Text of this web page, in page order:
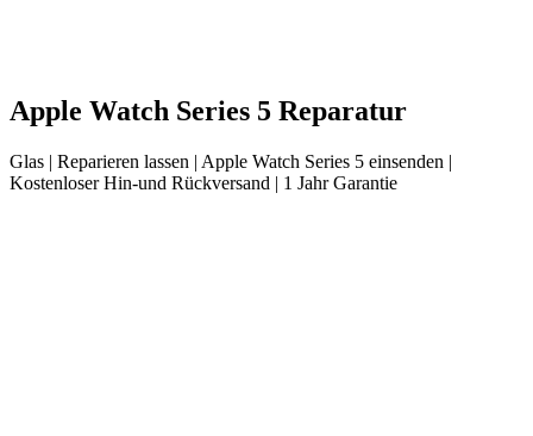
Apple Watch Series 5 Reparatur
Glas | Reparieren lassen | Apple Watch Series 5 einsenden |
Kostenloser Hin-und Rückversand | 1 Jahr Garantie